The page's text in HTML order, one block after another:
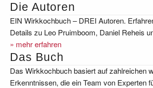
Die Autoren
EIN Wirkkochbuch – DREI Autoren.
Details zu Leo Pruimboom, Daniel Reheis
» mehr erfahren
Das Buch
Das Wirkkochbuch basiert auf zahlreichen
Erkenntnissen, die ein Team von Experten